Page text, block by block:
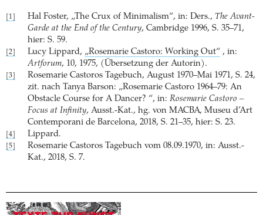
[1] Hal Foster, „The Crux of Minimalism“, in: Ders., The Avant-
Garde at the End of the Century, Cambridge 1996, S. 35–71,
hier: S. 59.
[2] Lucy Lippard, „Rosemarie Castoro: Working Out“ , in:
Artforum, 10, 1975, (Übersetzung der Autorin).
[3]
Rosemarie Castoros Tagebuch, August 1970–Mai 1971, S. 24,
zit. nach Tanya Barson: „Rosemarie Castoro 1964–79: An
Obstacle Course for A Dancer? “, in: Rosemarie Castoro –
Focus at Infinity, Ausst.-Kat., hg. von MACBA, Museu d’Art
Contemporani de Barcelona, 2018, S. 21–35, hier: S. 23.
[4] Lippard.
[5]
Rosemarie Castoros Tagebuch vom 08.09.1970, in: Ausst.-
Kat., 2018, S. 7.